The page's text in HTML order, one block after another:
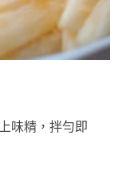
味精，拌勻即